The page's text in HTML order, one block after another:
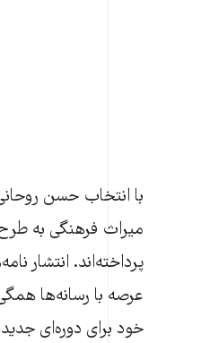
با انتخاب حسن
میراث فرهنگی به
پرداخته‌اند. انتشار
عرصه با رسانه‌ها
خود برای دوره‌ای